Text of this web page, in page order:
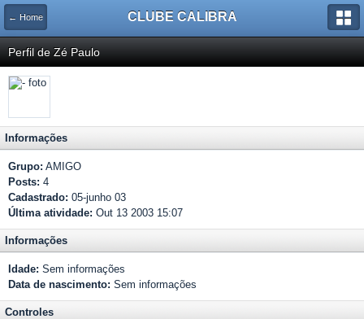
← Home CLUBE CALIBRA
Perfil de Zé Paulo
Informações
Grupo: AMIGO
Posts: 4
Cadastrado: 05-junho 03
Última atividade: Out 13 2003 15:07
Informações
Idade: Sem informações
Data de nascimento: Sem informações
Controles